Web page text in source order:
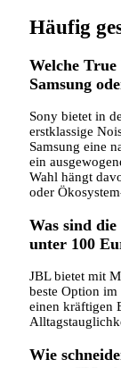
Häufig
Welche
Samsung
Sony bietet in
erstklassige
Samsung eine
ein
Wahl hängt
oder
Was sind
unter 100
JBL bietet mit
beste Option
einen kräftigen
Wie